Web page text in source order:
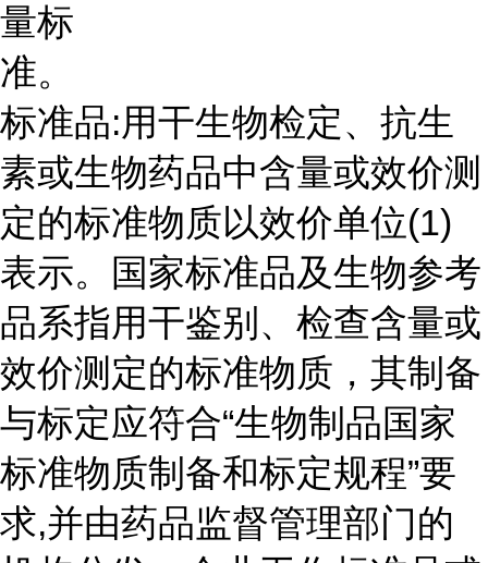
量标
准。
标准品:用干生物检定、抗生
素或生物药品中含量或效价测
定的标准物质以效价单位(1)
表示。国家标准品及生物参考
品系指用干鉴别、检查含量或
效价测定的标准物质，其制备
与标定应符合“生物制品国家
标准物质制备和标定规程”要
求,并由药品监督管理部门的